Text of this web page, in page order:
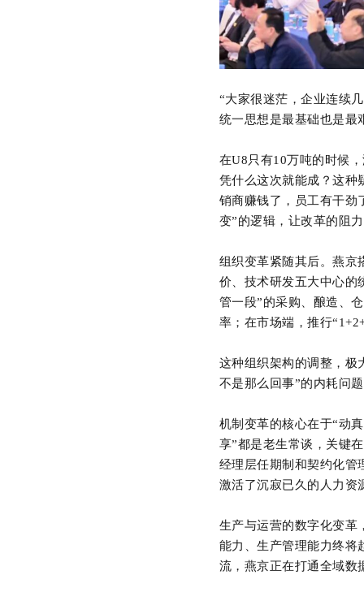
“大家很迷茫，企业连续
统一思想是最基础也是最
在U8只有10万吨的时候
凭什么这次就能成？这种
销商赚钱了，员工有干劲
变”的逻辑，让改革的阻
组织变革紧随其后。燕京
价、技术研发五大中心的
管一段”的采购、酿造、
率；在市场端，推行
这种组织架构的调整，极
不是那么回事”的内耗问
机制变革的核心在于“动
享”都是老生常谈，关键
经理层任期制和契约化管
激活了沉寂已久的人力资
生产与运营的数字化变革
能力、生产管理能力终将
流，燕京正在打通全域数